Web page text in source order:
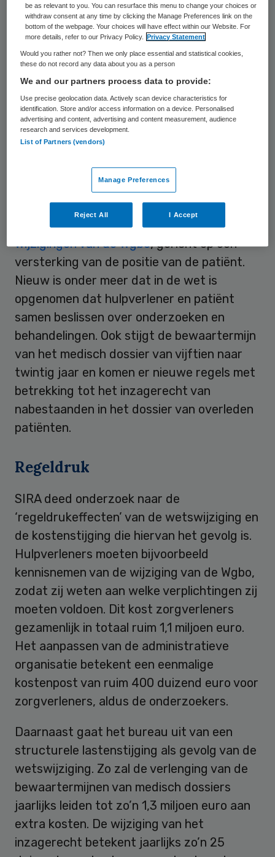
rapport dat door het ministerie van
Volksgezondheid, Welzijn en Sport (VWS) is
gepubliceerd.
In de Wgbo staan de rechten en plichten
van hulpverleners en patiënten beschreven,
zoals het geven van toestemming van de
patiënt voor een behandeling,
patiënt op inzage in het eigen medisch
dossier. Vorige maand heeft de minister van
VWS een wetsvoorstel aan de Tweede
Kamer gestuurd met daarin een aantal
wijzigingen van de Wgbo, gericht op een
versterking van de positie van de patiënt.
Nieuw is onder meer dat in de wet is
opgenomen dat hulpverlener en patiënt
samen beslissen over onderzoeken en
behandelingen. Ook stijgt de bewaartermijn
van het medisch dossier van vijftien naar
twintig jaar en komen er nieuwe regels met
betrekking tot het inzagerecht van
nabestaanden in het dossier van overleden
patiënten.
Regeldruk
SIRA deed onderzoek naar de
‘regeldrukeffecten’ van de wetswijziging en
de kostenstijging die hiervan het gevolg is.
Hulpverleners moeten bijvoorbeeld
kennisnemen van de wijziging van de Wgbo,
zodat zij weten aan welke verplichtingen zij
moeten voldoen. Dit kost zorgverleners
gezamenlijk in totaal ruim 1,1 miljoen euro.
Het aanpassen van de administratieve
organisatie betekent een eenmalige
kostenpost van ruim 400 duizend euro voor
zorgverleners, aldus de onderzoekers.
Daarnaast gaat het bureau uit van een
structurele lastenstijging als gevolg van de
wetswijziging. Zo zal de verlenging van de
bewaartermijnen van medisch dossiers
jaarlijks leiden tot zo’n 1,3 miljoen euro aan
extra kosten. De wijziging van het
inzagerecht betekent jaarlijks zo’n 25
be as relevant to you. You can resurface this menu to change your choices or
withdraw consent at any time by clicking the Manage Preferences link on the
bottom of the webpage. Your choices will have effect within our Website. For
more details, refer to our Privacy Policy.
Privacy Statement
Would you rather not? Then we only place essential and statistical cookies,
these do not record any data about you as a person
We and our partners process data to provide:
Use precise geolocation data. Actively scan device characteristics for
identification. Store and/or access information on a device. Personalised
advertising and content, advertising and content measurement, audience
research and services development.
List of Partners (vendors)
Manage Preferences
Reject All I Accept